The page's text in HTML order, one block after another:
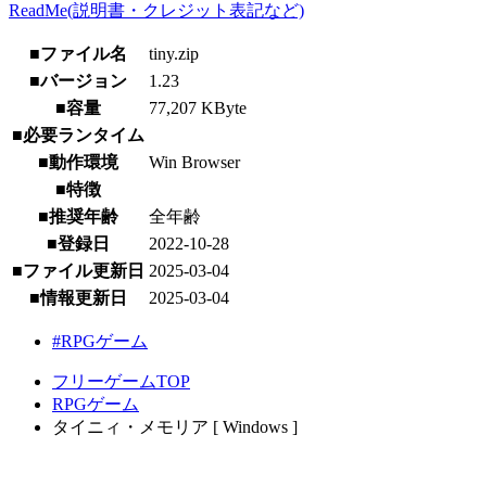
ReadMe(説明書・クレジット表記など)
■ファイル名
tiny.zip
■バージョン
1.23
■容量
77,207 KByte
■必要ランタイム
■動作環境
Win Browser
■特徴
■推奨年齢
全年齢
■登録日
2022-10-28
■ファイル更新日 2025-03-04
■情報更新日
2025-03-04
#RPGゲーム
フリーゲームTOP
RPGゲーム
タイニィ・メモリア [ Windows ]